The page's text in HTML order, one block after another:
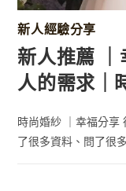
新人經驗分享
新人推薦 ｜
人的需求｜
時尚婚紗 ｜幸福分享
了很多資料、問了很